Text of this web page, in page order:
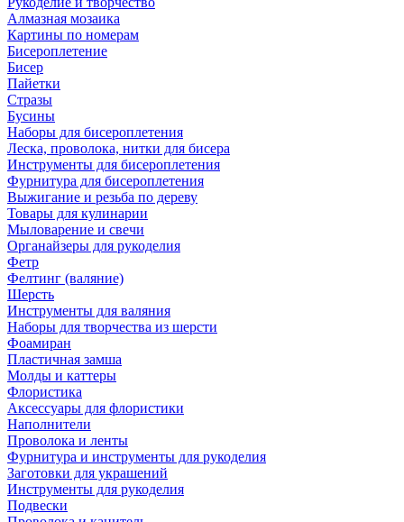
Алмазная мозаика
Картины по номерам
Бисероплетение
Бисер
Пайетки
Стразы
Бусины
Наборы для бисероплетения
Леска, проволока, нитки для бисера
Инструменты для бисероплетения
Фурнитура для бисероплетения
Выжигание и резьба по дереву
Товары для кулинарии
Мыловарение и свечи
Органайзеры для рукоделия
Фетр
Фелтинг (валяние)
Шерсть
Инструменты для валяния
Наборы для творчества из шерсти
Фоамиран
Пластичная замша
Молды и каттеры
Флористика
Аксессуары для флористики
Наполнители
Проволока и ленты
Фурнитура и инструменты для рукоделия
Заготовки для украшений
Инструменты для рукоделия
Подвески